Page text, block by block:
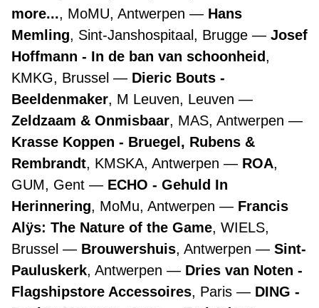
more..., MoMU, Antwerpen
Hans
Memling, Sint-Janshospitaal, Brugge
Josef
Hoffmann - In de ban van schoonheid,
KMKG, Brussel
Dieric Bouts -
Beeldenmaker, M Leuven, Leuven
Zeldzaam & Onmisbaar, MAS, Antwerpen
Krasse Koppen - Bruegel, Rubens &
Rembrandt, KMSKA, Antwerpen ROA,
GUM, Gent
ECHO - Gehuld In
Herinnering, MoMu, Antwerpen
Francis
Alÿs: The Nature of the Game, WIELS,
Brussel
Brouwershuis, Antwerpen
Sint-
Pauluskerk, Antwerpen
Dries van Noten -
Flagshipstore Accessoires, Paris
DING -